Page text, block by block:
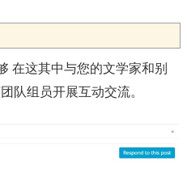
在这其中与您的文学家和别
队组员开展互动交流。